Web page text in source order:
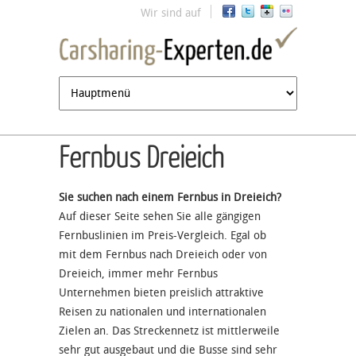
Jump to navigation
Wir sind auf
Fernbus Dreieich
Sie suchen nach einem Fernbus in Dreieich?
Auf dieser Seite sehen Sie alle gängigen
Fernbuslinien im Preis-Vergleich. Egal ob
mit dem Fernbus nach Dreieich oder von
Dreieich, immer mehr Fernbus
Unternehmen bieten preislich attraktive
Reisen zu nationalen und internationalen
Zielen an. Das Streckennetz ist mittlerweile
sehr gut ausgebaut und die Busse sind sehr